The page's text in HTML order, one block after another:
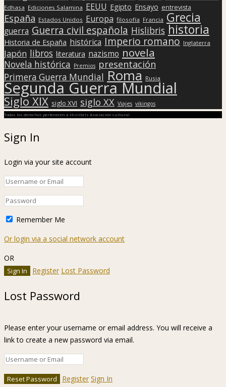
Edhasa Ediciones Salamina EEUU Egipto Ensayo entrevista
España Estados Unidos Europa filosofía Francia Grecia
guerra Guerra civil española Hislibris historia
Historia de España histórica Imperio romano Inglaterra
Japón libros literatura nazismo novela
Novela histórica Premios presentación
Primera Guerra Mundial Roma Rusia
Segunda Guerra Mundial
Siglo XIX siglo XVI siglo XX Viajes vikingos
Todos los derechos pertenecen a Hislibris Asociación cultural
Sign In
Login via your site account
Remember Me
Or login via a social network account
OR
Register Lost Password
Lost Password
Please enter your username or email address. You will receive a
link to create a new password via email.
Register Sign In